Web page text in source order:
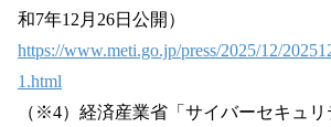
和7年12月26日公開）
https://www.meti.go.jp/press/2025/12/
1.html
（※4）経済産業省「サイバーセキュ